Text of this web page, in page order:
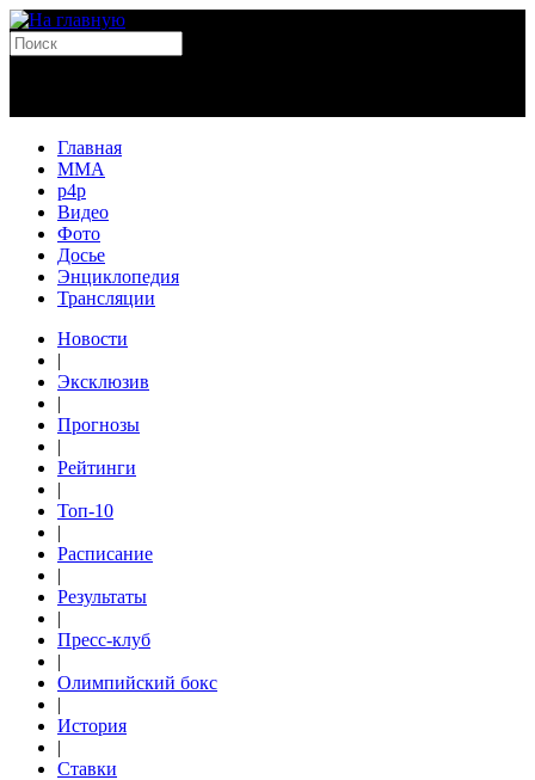
Главная
MMA
p4p
Видео
Фото
Досье
Энциклопедия
Трансляции
Новости
|
Эксклюзив
|
Прогнозы
|
Рейтинги
|
Топ-10
|
Расписание
|
Результаты
|
Пресс-клуб
|
Олимпийский бокс
|
История
|
Ставки